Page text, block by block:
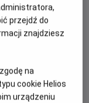
Akademii, żeby
przejdź do
znajdziesz
na
cookie Helios
urządzeniu